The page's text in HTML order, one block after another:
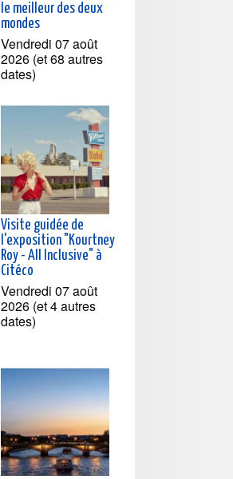
le meilleur des deux
mondes
Vendredi 07 août
2026 (et 68 autres
dates)
Visite guidée de
l'exposition "Kourtney
Roy - All Inclusive" à
Citéco
Vendredi 07 août
2026 (et 4 autres
dates)